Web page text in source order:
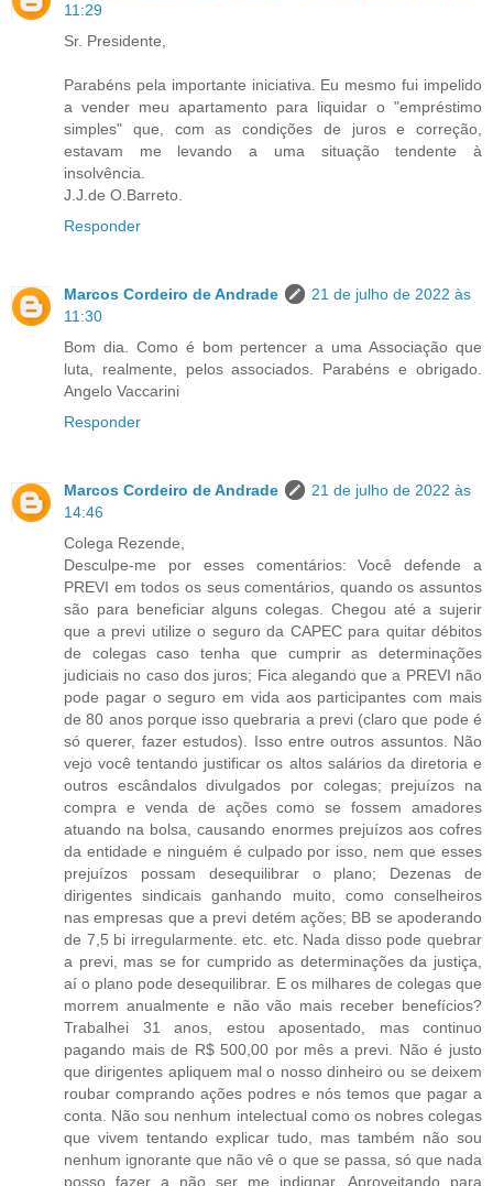
11:29
Sr. Presidente,
Parabéns pela importante iniciativa. Eu mesmo fui impelido
a vender meu apartamento para liquidar o "empréstimo
simples" que, com as condições de juros e correção,
estavam me levando a uma situação tendente à
insolvência.
J.J.de O.Barreto.
Responder
Marcos Cordeiro de Andrade
21 de julho de 2022 às
11:30
Bom dia. Como é bom pertencer a uma Associação que
luta, realmente, pelos associados. Parabéns e obrigado.
Angelo Vaccarini
Responder
Marcos Cordeiro de Andrade
21 de julho de 2022 às
14:46
Colega Rezende,
Desculpe-me por esses comentários: Você defende a
PREVI em todos os seus comentários, quando os assuntos
são para beneficiar alguns colegas. Chegou até a sujerir
que a previ utilize o seguro da CAPEC para quitar débitos
de colegas caso tenha que cumprir as determinações
judiciais no caso dos juros; Fica alegando que a PREVI não
pode pagar o seguro em vida aos participantes com mais
de 80 anos porque isso quebraria a previ (claro que pode é
só querer, fazer estudos). Isso entre outros assuntos. Não
vejo você tentando justificar os altos salários da diretoria e
outros escândalos divulgados por colegas; prejuízos na
compra e venda de ações como se fossem amadores
atuando na bolsa, causando enormes prejuízos aos cofres
da entidade e ninguém é culpado por isso, nem que esses
prejuízos possam desequilibrar o plano; Dezenas de
dirigentes sindicais ganhando muito, como conselheiros
nas empresas que a previ detém ações; BB se apoderando
de 7,5 bi irregularmente. etc. etc. Nada disso pode quebrar
a previ, mas se for cumprido as determinações da justiça,
aí o plano pode desequilibrar. E os milhares de colegas que
morrem anualmente e não vão mais receber benefícios?
Trabalhei 31 anos, estou aposentado, mas continuo
pagando mais de R$ 500,00 por mês a previ. Não é justo
que dirigentes apliquem mal o nosso dinheiro ou se deixem
roubar comprando ações podres e nós temos que pagar a
conta. Não sou nenhum intelectual como os nobres colegas
que vivem tentando explicar tudo, mas também não sou
nenhum ignorante que não vê o que se passa, só que nada
posso fazer a não ser me indignar. Aproveitando para